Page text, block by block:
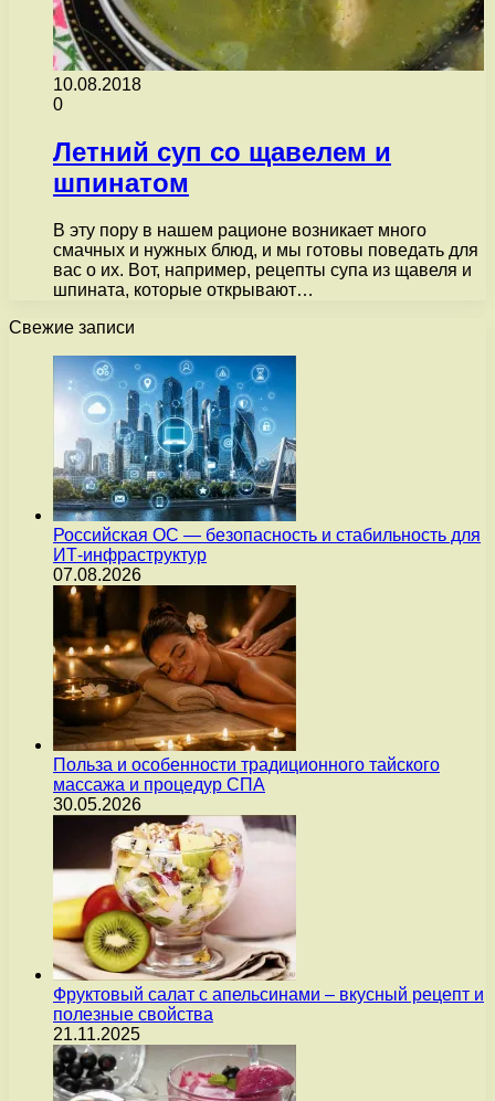
10.08.2018
0
Летний суп со щавелем и
шпинатом
В эту пору в нашем рационе возникает много
смачных и нужных блюд, и мы готовы поведать для
вас о их. Вот, например, рецепты супа из щавеля и
шпината, которые открывают…
Свежие записи
Российская ОС — безопасность и стабильность для
ИТ-инфраструктур
07.08.2026
Польза и особенности традиционного тайского
массажа и процедур СПА
30.05.2026
Фруктовый салат с апельсинами – вкусный рецепт и
полезные свойства
21.11.2025